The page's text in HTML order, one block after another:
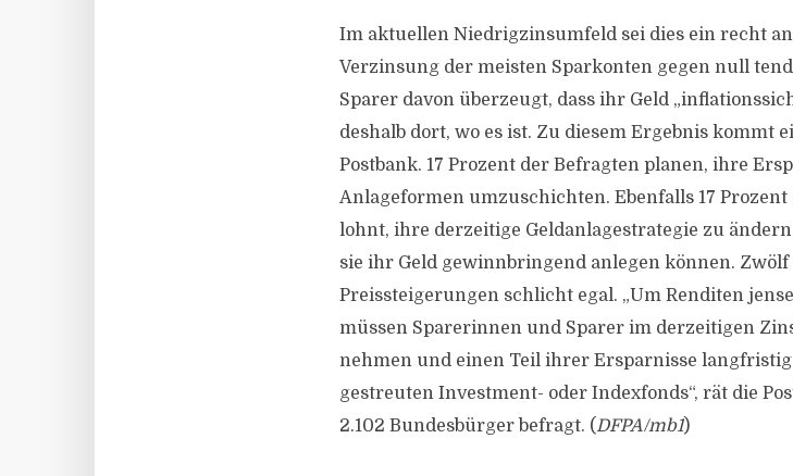
Im aktuellen Niedrigzinsumfeld sei dies ein recht
Verzinsung der meisten Sparkonten gegen null
Sparer davon überzeugt, dass ihr Geld
deshalb dort, wo es ist. Zu diesem Ergebnis kommt
Postbank. 17 Prozent der Befragten planen, ihre
Anlageformen umzuschichten. Ebenfalls 17
lohnt, ihre derzeitige Geldanlagestrategie zu
sie ihr Geld gewinnbringend anlegen können.
Preissteigerungen schlicht egal. „Um Renditen
müssen Sparerinnen und Sparer im derzeitigen
nehmen und einen Teil ihrer Ersparnisse
gestreuten Investment- oder Indexfonds“, rät die
2.102 Bundesbürger befragt. (DFPA/mb1)